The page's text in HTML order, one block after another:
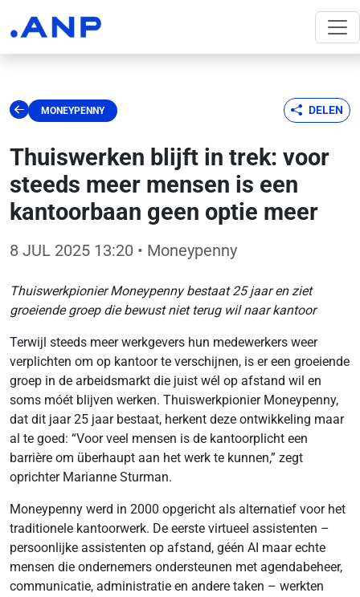
MONEYPENNY DELEN
Thuiswerken blijft in trek: voor
steeds meer mensen is een
kantoorbaan geen optie meer
8 JUL 2025 13:20 • Moneypenny
Thuiswerkpionier Moneypenny bestaat 25 jaar en ziet
groeiende groep die bewust niet terug wil naar kantoor
Terwijl steeds meer werkgevers hun medewerkers weer
verplichten om op kantoor te verschijnen, is er een groeiende
groep in de arbeidsmarkt die juist wél op afstand wil en
soms móét blijven werken. Thuiswerkpionier Moneypenny,
dat dit jaar 25 jaar bestaat, herkent deze ontwikkeling maar
al te goed: “Voor veel mensen is de kantoorplicht een
barrière om überhaupt aan het werk te kunnen,” zegt
oprichter Marianne Sturman.
Moneypenny werd in 2000 opgericht als alternatief voor het
traditionele kantoorwerk. De eerste virtueel assistenten –
persoonlijke assistenten op afstand, géén AI maar echte
mensen die ondernemers ondersteunen met agendabeheer,
communicatie, administratie en andere taken – werkten